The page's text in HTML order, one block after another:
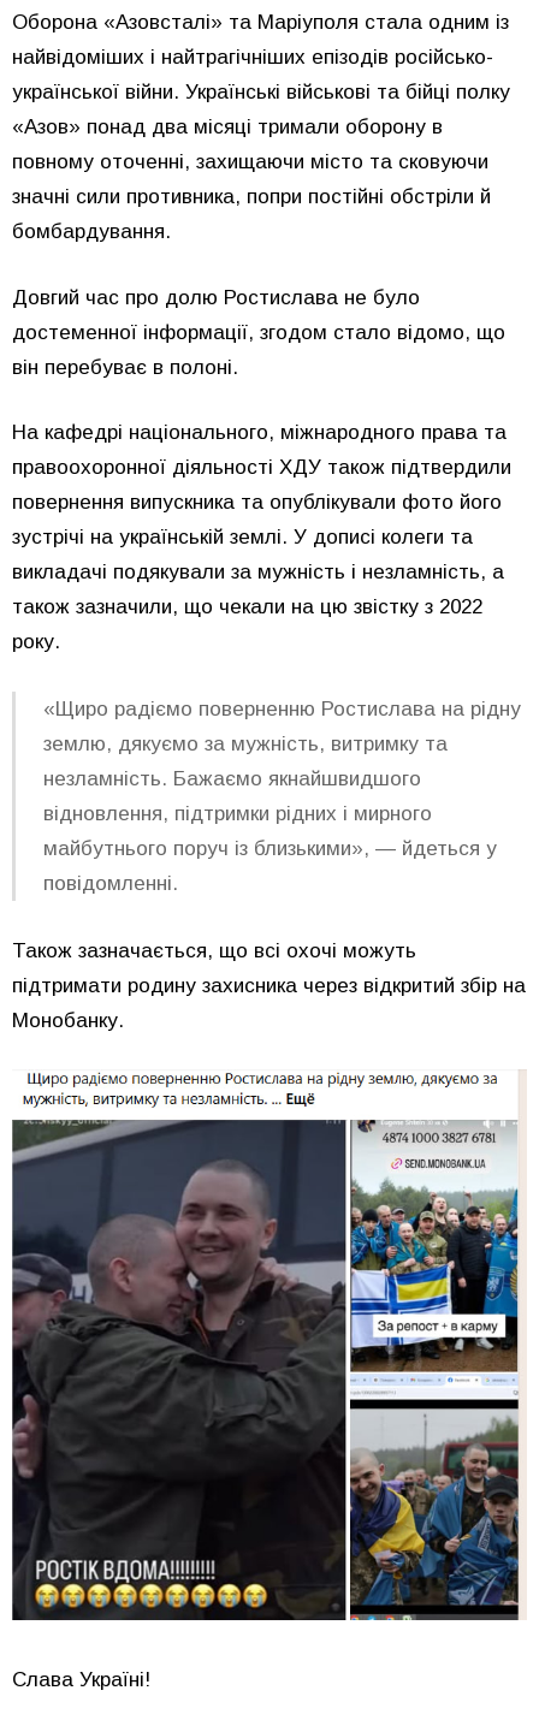
Оборона «Азовсталі» та Маріуполя стала одним із
найвідоміших і найтрагічніших епізодів російсько-
української війни. Українські військові та бійці полку
«Азов» понад два місяці тримали оборону в
повному оточенні, захищаючи місто та сковуючи
значні сили противника, попри постійні обстріли й
бомбардування.
Довгий час про долю Ростислава не було
достеменної інформації, згодом стало відомо, що
він перебуває в полоні.
На кафедрі національного, міжнародного права та
правоохоронної діяльності ХДУ також підтвердили
повернення випускника та опублікували фото його
зустрічі на українській землі. У дописі колеги та
викладачі подякували за мужність і незламність, а
також зазначили, що чекали на цю звістку з 2022
року.
«Щиро радіємо поверненню Ростислава на рідну
землю, дякуємо за мужність, витримку та
незламність. Бажаємо якнайшвидшого
відновлення, підтримки рідних і мирного
майбутнього поруч із близькими», — йдеться у
повідомленні.
Також зазначається, що всі охочі можуть
підтримати родину захисника через відкритий збір на
Монобанку.
Слава Україні!